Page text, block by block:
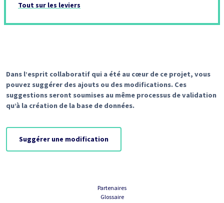
Tout sur les leviers
Dans l’esprit collaboratif qui a été au cœur de ce projet, vous
pouvez suggérer des ajouts ou des modifications. Ces
suggestions seront soumises au même processus de validation
qu’à la création de la base de données.
Suggérer une modification
Partenaires
Glossaire